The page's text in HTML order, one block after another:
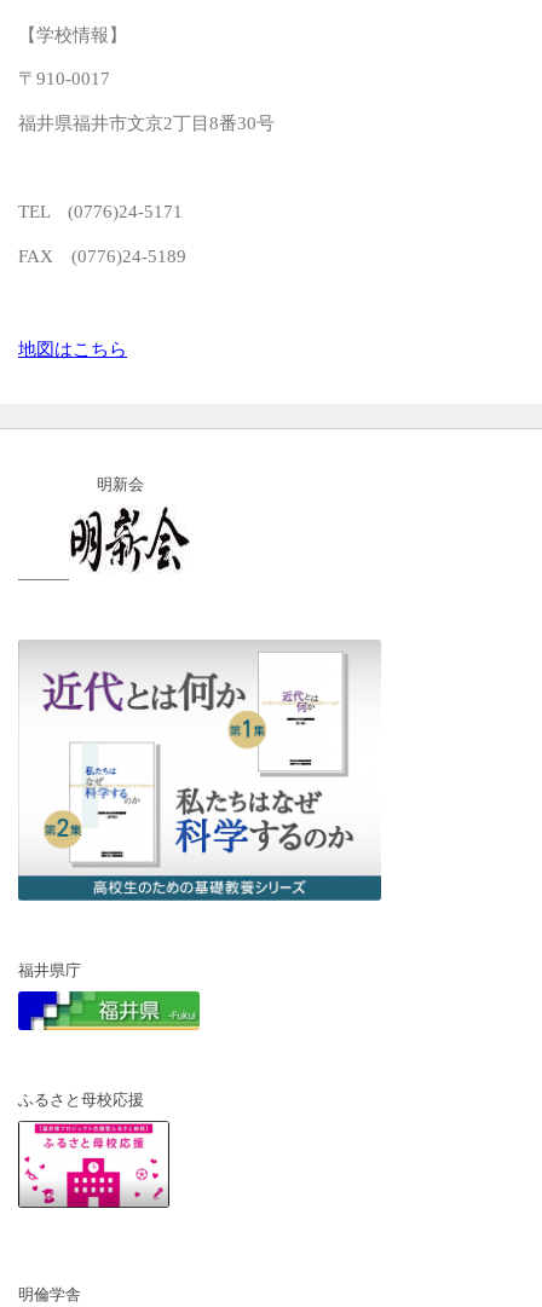
【学校情報】
〒910-0017
福井県福井市文京2丁目8番30号
TEL (0776)24-5171
FAX (0776)24-5189
地図はこちら
明新会
福井県庁
ふるさと母校応援
明倫学舎